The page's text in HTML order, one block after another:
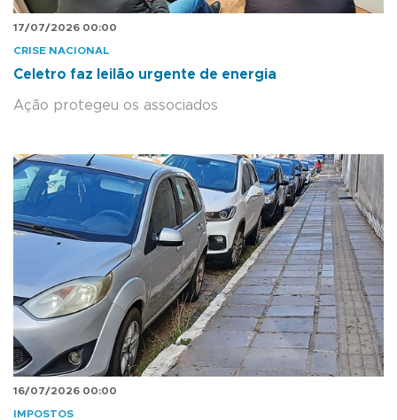
17/07/2026 00:00
CRISE NACIONAL
Celetro faz leilão urgente de energia
Ação protegeu os associados
16/07/2026 00:00
IMPOSTOS